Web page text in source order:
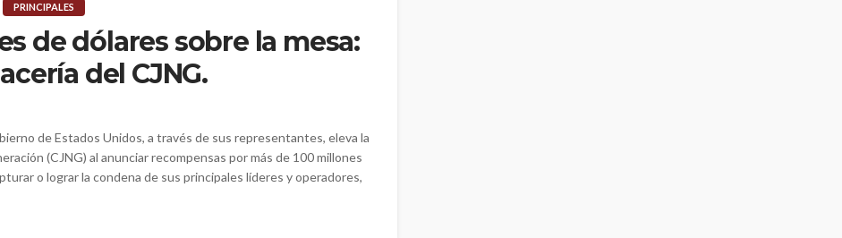
PRINCIPALES
de dólares sobre la mesa:
del CJNG.
de Estados Unidos, a través de sus representantes, eleva la
(CJNG) al anunciar recompensas por más de 100 millones
o lograr la condena de sus principales líderes y operadores,